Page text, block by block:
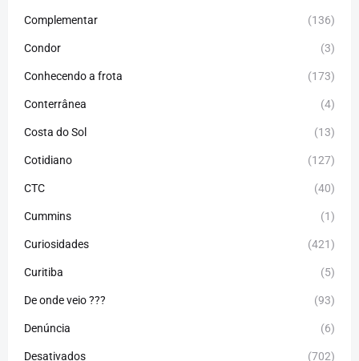
Complementar (136)
Condor (3)
Conhecendo a frota (173)
Conterrânea (4)
Costa do Sol (13)
Cotidiano (127)
CTC (40)
Cummins (1)
Curiosidades (421)
Curitiba (5)
De onde veio ??? (93)
Denúncia (6)
Desativados (702)